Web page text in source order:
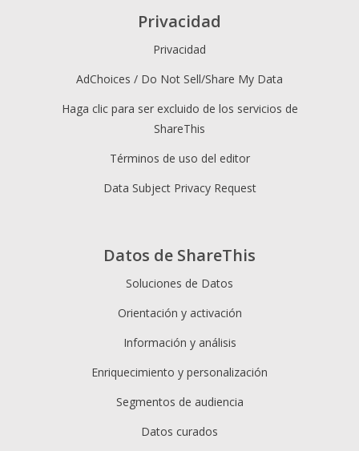
Datos de ShareThis
Soluciones de Datos
Orientación y activación
Información y análisis
Enriquecimiento y personalización
Segmentos de audiencia
Datos curados
Privacidad
Privacidad
AdChoices / Do Not Sell/Share My Data
Haga clic para ser excluido de los servicios de
ShareThis
Términos de uso del editor
Data Subject Privacy Request